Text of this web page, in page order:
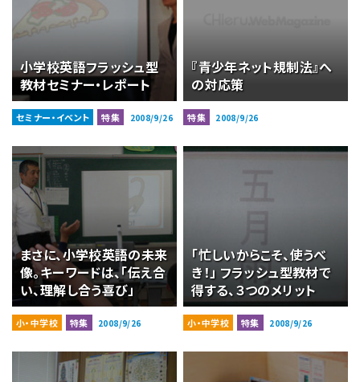
小学校英語フラッシュ型
教材セミナー・レポート
セミナー・イベント 特集 2008/9/26
『青少年ネット規制法』へ
の対応策
特集 2008/9/26
まさに、小学校英語の未来
像。キーワードは、「伝え合
い、理解し合う喜び」
小・中学校 特集 2008/9/26
「忙しいからこそ、使うべ
き！」 フラッシュ型教材で
得する、３つのメリット
小・中学校 特集 2008/9/26